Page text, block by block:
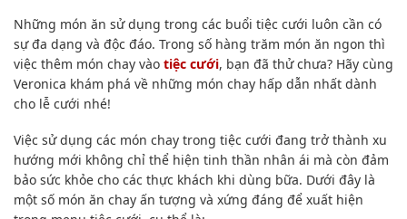
Những món ăn sử dụng trong các buổi tiệc cưới luôn cần có
sự đa dạng và độc đáo. Trong số hàng trăm món ăn ngon thì
việc thêm món chay vào tiệc cưới, bạn đã thử chưa? Hãy cùng
Veronica khám phá về những món chay hấp dẫn nhất dành
cho lễ cưới nhé!
Việc sử dụng các món chay trong tiệc cưới đang trở thành xu
hướng mới không chỉ thể hiện tinh thần nhân ái mà còn đảm
bảo sức khỏe cho các thực khách khi dùng bữa. Dưới đây là
một số món ăn chay ấn tượng và xứng đáng để xuất hiện